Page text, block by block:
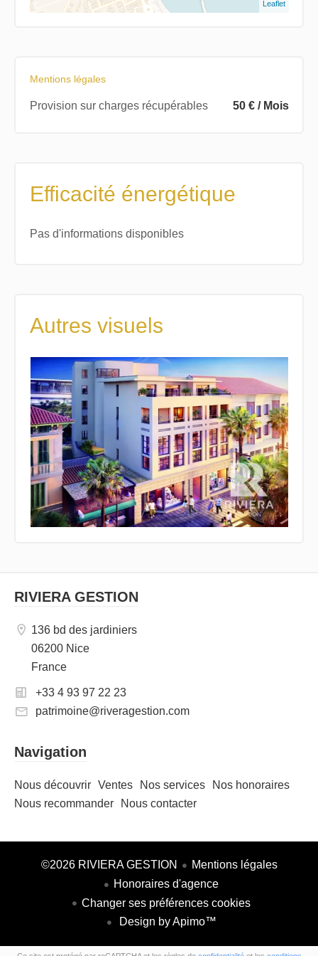
Leaflet
Mentions légales
Provision sur charges récupérables 50 € / Mois
Efficacité énergétique
Pas d'informations disponibles
Autres visuels
RIVIERA GESTION
136 bd des jardiniers
06200 Nice
France
+33 4 93 97 22 23
patrimoine@riveragestion.com
Navigation
Nous découvrir Ventes Nos services
Nos honoraires
Nous recommander
Nous contacter
©2026 RIVIERA GESTION
Mentions légales
Honoraires d'agence
Changer ses préférences cookies
Design byApimo™